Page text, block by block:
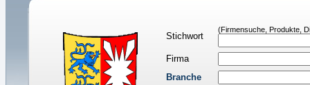
Stichwort
(Firmensuche, Produkte,
Firma
Branche